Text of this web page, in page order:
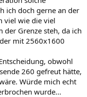
ich doch gerne an der
viel wie die viel
der Grenze steh, da ich
mit 2560x1600
obwohl
260 gefreut hätte,
Würde mich echt
wurde...